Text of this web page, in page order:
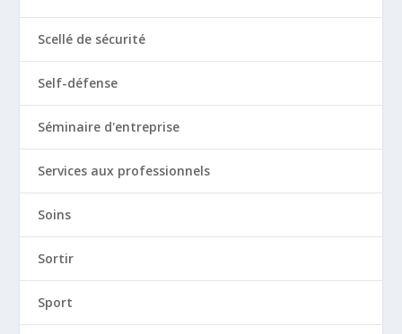
Scellé de sécurité
Self-défense
Séminaire d'entreprise
Services aux professionnels
Soins
Sortir
Sport